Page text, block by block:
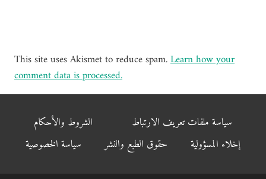
This site uses Akismet to reduce spam.Learn how your
comment data is processed.
الشروط والأحكام
سياسة ملفات تعريف الارتباط
سياسة الخصوصية
حقوق الطبع والنشر إخلاء المسؤولية